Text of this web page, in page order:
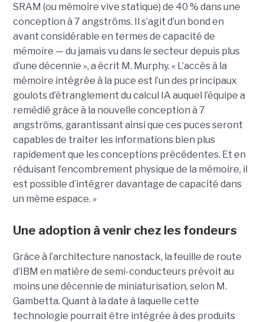
SRAM (ou mémoire vive statique) de 40 % dans une
conception à 7 angströms. Il s’agit d’un bond en
avant considérable en termes de capacité de
mémoire — du jamais vu dans le secteur depuis plus
d’une décennie », a écrit M. Murphy. « L’accès à la
mémoire intégrée à la puce est l’un des principaux
goulots d’étranglement du calcul IA auquel l’équipe a
remédié grâce à la nouvelle conception à 7
angströms, garantissant ainsi que ces puces seront
capables de traiter les informations bien plus
rapidement que les conceptions précédentes. Et en
réduisant l’encombrement physique de la mémoire, il
est possible d’intégrer davantage de capacité dans
un même espace. »
Une adoption à venir chez les fondeurs
Grâce à l’architecture nanostack, la feuille de route
d’IBM en matière de semi-conducteurs prévoit au
moins une décennie de miniaturisation, selon M.
Gambetta. Quant à la date à laquelle cette
technologie pourrait être intégrée à des produits